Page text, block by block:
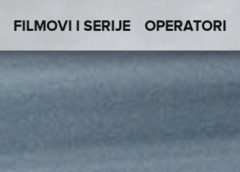
FILMOVI I SERIJE OPERATORI